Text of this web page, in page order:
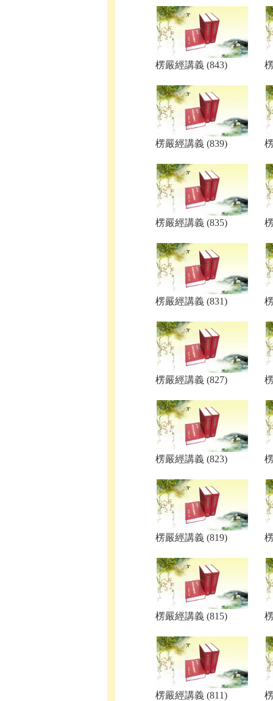
楞嚴經講義 (843)
楞嚴經講義 (839)
楞嚴經講義 (835)
楞嚴經講義 (831)
楞嚴經講義 (827)
楞嚴經講義 (823)
楞嚴經講義 (819)
楞嚴經講義 (815)
楞嚴經講義 (811)